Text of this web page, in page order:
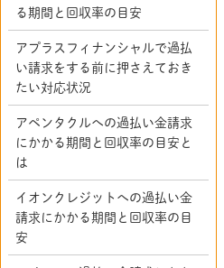
る期間と回収率の目安
アプラスフィナンシャルで過払
い請求をする前に押さえておき
たい対応状況
アペンタクルへの過払い金請求
にかかる期間と回収率の目安と
は
イオンクレジットへの過払い金
請求にかかる期間と回収率の目
安